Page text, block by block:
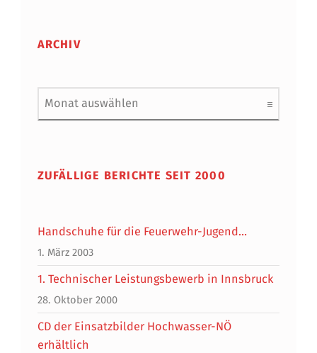
ARCHIV
Archiv
ZUFÄLLIGE BERICHTE SEIT 2000
Handschuhe für die Feuerwehr-Jugend…
1. März 2003
1. Technischer Leistungsbewerb in Innsbruck
28. Oktober 2000
CD der Einsatzbilder Hochwasser-NÖ
erhältlich